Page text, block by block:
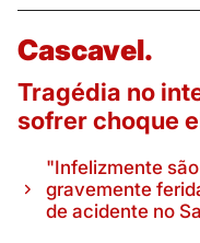
Cascavel.
Tragédia no
sofrer choque
"Infelizmente
gravemente
de acidente no